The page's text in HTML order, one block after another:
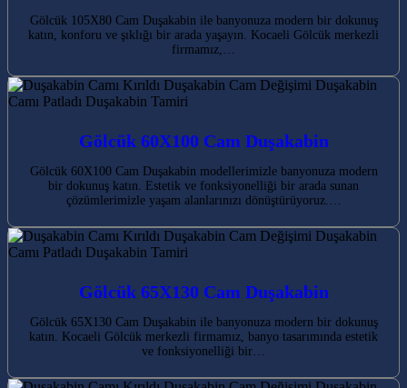
Gölcük 105X80 Cam Duşakabin ile banyonuza modern bir dokunuş
katın, konforu ve şıklığı bir arada yaşayın. Kocaeli Gölcük merkezli
firmamız,…
Gölcük 60X100 Cam Duşakabin
Gölcük 60X100 Cam Duşakabin modellerimizle banyonuza modern
bir dokunuş katın. Estetik ve fonksiyonelliği bir arada sunan
çözümlerimizle yaşam alanlarınızı dönüştürüyoruz.…
Gölcük 65X130 Cam Duşakabin
Gölcük 65X130 Cam Duşakabin ile banyonuza modern bir dokunuş
katın. Kocaeli Gölcük merkezli firmamız, banyo tasarımında estetik
ve fonksiyonelliği bir…